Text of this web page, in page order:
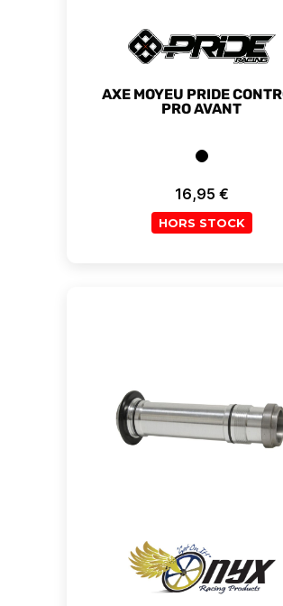
AXE MOYEU PRIDE
PRO AVANT
Prix
16,95 €
HORS STOCK